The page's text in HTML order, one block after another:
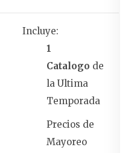
Incluye:
1
Catalogo de
la Ultima
Temporada
Precios de
Mayoreo